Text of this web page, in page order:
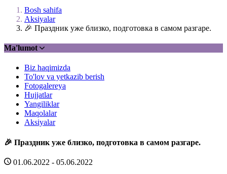
Bosh sahifa
Aksiyalar
🎉 Праздник уже близко, подготовка в самом разгаре.
Ma'lumot
Biz haqimizda
To'lov va yetkazib berish
Fotogalereya
Hujjatlar
Yangiliklar
Maqolalar
Aksiyalar
🎉 Праздник уже близко, подготовка в самом разгаре.
01.06.2022 - 05.06.2022